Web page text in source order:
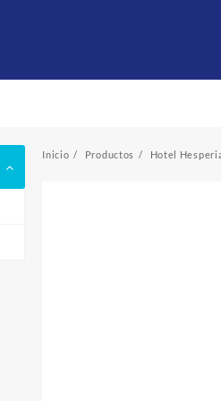
Inicio Productos Hotel